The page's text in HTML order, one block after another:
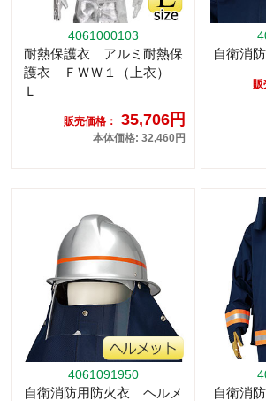
4061000103
耐熱保護衣 アルミ耐熱保
護衣 ＦＷＷ１（上衣）
Ｌ
販売価格： 35,706円
本体価格: 32,460円
自衛消
販
4061091950
自衛消防用防火衣 ヘルメ
自衛消